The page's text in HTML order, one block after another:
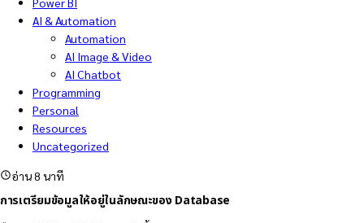
AI & Automation
Automation
AI Image & Video
AI Chatbot
Programming
Personal
Resources
Uncategorized
อ่าน 8 นาที
การเตรียมข้อมูลให้อยู่ในลักษณะของ Database